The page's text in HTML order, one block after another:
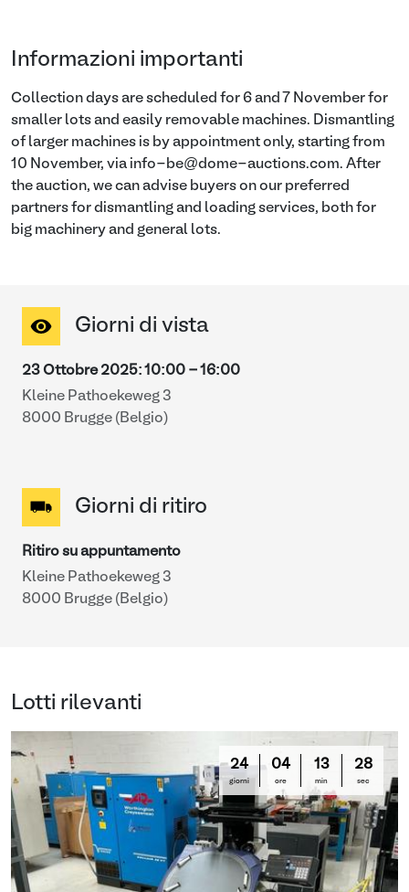
Informazioni importanti
Collection days are scheduled for 6 and 7 November for
smaller lots and easily removable machines. Dismantling
of larger machines is by appointment only, starting from
10 November, via info-be@dome-auctions.com. After
the auction, we can advise buyers on our preferred
partners for dismantling and loading services, both for
big machinery and general lots.
Giorni di vista
23 Ottobre 2025: 10:00 - 16:00
Kleine Pathoekeweg 3
8000 Brugge (Belgio)
Giorni di ritiro
Ritiro su appuntamento
Kleine Pathoekeweg 3
8000 Brugge (Belgio)
Lotti rilevanti
24
giorni
04
ore
13
min
27
sec